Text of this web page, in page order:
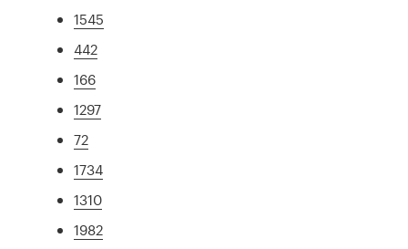
1545
442
166
1297
72
1734
1310
1982